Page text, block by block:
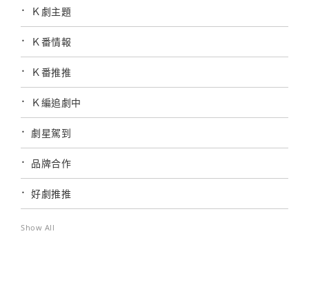
Ｋ劇主題
Ｋ番情報
Ｋ番推推
Ｋ編追劇中
劇星駕到
品牌合作
好劇推推
Show All